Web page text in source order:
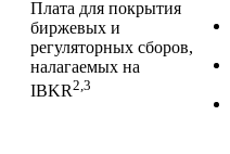
Плата для покрытия
биржевых и
регуляторных сборов,
налагаемых на
IBKR2,3